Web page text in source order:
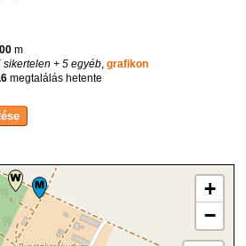
m
sikertelen + 5 egyéb ,grafikon
megtalálás hetente
+
−